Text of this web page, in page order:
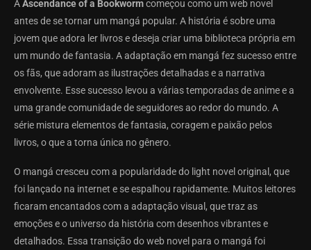
AAscendance of a Bookwormcomeçou como um web novel
antes de se tornar um mangá popular. A história é sobre uma
jovem que adora ler livros e deseja criar uma biblioteca própria em
um mundo de fantasia. A adaptação em mangá fez sucesso entre
os fãs, que adoram as ilustrações detalhadas e a narrativa
envolvente. Esse sucesso levou a várias temporadas de anime e a
uma grande comunidade de seguidores ao redor do mundo. A
série mistura elementos de fantasia, coragem e paixão pelos
livros, o que a torna única no gênero.
O mangá cresceu com a popularidade do light novel original, que
foi lançado na internet e se espalhou rapidamente. Muitos leitores
ficaram encantados com a adaptação visual, que traz as
emoções e o universo da história com desenhos vibrantes e
detalhados. Essa transição do web novel para o mangá foi